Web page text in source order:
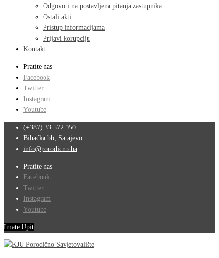
Odgovori na postavljena pitanja zastupnika
Ostali akti
Pristup informacijama
Prijavi korupciju
Kontakt
Pratite nas
Facebook
Twitter
Instagram
Youtube
(+387) 33 572 050
Bihaćka bb, Sarajevo
info@porodicno.ba
Pratite nas
Facebook
Twitter
Instagram
Youtube
Imate Upit